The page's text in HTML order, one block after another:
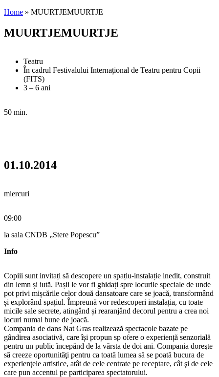
Home » MUURTJEMUURTJE
MUURTJEMUURTJE
Teatru
În cadrul Festivalului Internațional de Teatru pentru Copii
(FITS)
3 – 6 ani
50 min.
01.10.2014
miercuri
09:00
la sala CNDB „Stere Popescu”
Info
Copiii sunt invitați să descopere un spațiu-instalație inedit, construit
din lemn și iută. Pașii le vor fi ghidați spre locurile speciale de unde
pot privi mișcările celor două dansatoare care se joacă, transformând
și explorând spațiul. Împreună vor redescoperi instalația, cu toate
micile sale secrete, atingând și rearanjând decorul pentru a crea noi
locuri numai bune de joacă.
Compania de dans Nat Gras realizează spectacole bazate pe
gândirea asociativă, care își propun sp ofere o experiență senzorială
pentru un public începând de la vârsta de doi ani. Compania doreşte
să creeze oportunităţi pentru ca toată lumea să se poată bucura de
experienţele artistice, atât de cele centrate pe receptare, cât şi de cele
care pun accentul pe participarea spectatorului.